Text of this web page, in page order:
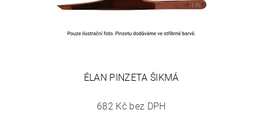
ÉLAN PINZETA ŠIKMÁ
682 Kč bez DPH